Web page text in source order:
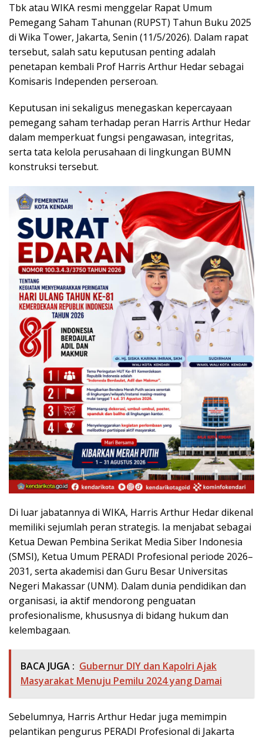
Tbk atau WIKA resmi menggelar Rapat Umum
Pemegang Saham Tahunan (RUPST) Tahun Buku 2025
di Wika Tower, Jakarta, Senin (11/5/2026). Dalam rapat
tersebut, salah satu keputusan penting adalah
penetapan kembali Prof Harris Arthur Hedar sebagai
Komisaris Independen perseroan.
Keputusan ini sekaligus menegaskan kepercayaan
pemegang saham terhadap peran Harris Arthur Hedar
dalam memperkuat fungsi pengawasan, integritas,
serta tata kelola perusahaan di lingkungan BUMN
konstruksi tersebut.
Di luar jabatannya di WIKA, Harris Arthur Hedar dikenal
memiliki sejumlah peran strategis. Ia menjabat sebagai
Ketua Dewan Pembina Serikat Media Siber Indonesia
(SMSI), Ketua Umum PERADI Profesional periode 2026–
2031, serta akademisi dan Guru Besar Universitas
Negeri Makassar (UNM). Dalam dunia pendidikan dan
organisasi, ia aktif mendorong penguatan
profesionalisme, khususnya di bidang hukum dan
kelembagaan.
BACA JUGA : Gubernur DIY dan Kapolri Ajak
Masyarakat Menuju Pemilu 2024 yang Damai
Sebelumnya, Harris Arthur Hedar juga memimpin
pelantikan pengurus PERADI Profesional di Jakarta